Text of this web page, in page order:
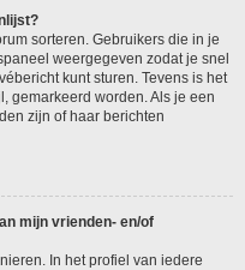
sorteren. Gebruikers die in je
weergegeven zodat je snel
kunt sturen. Tevens is het
gemarkeerd worden. Als je een
zijn of haar berichten
mijn vrienden- en/of
In het profiel van iedere